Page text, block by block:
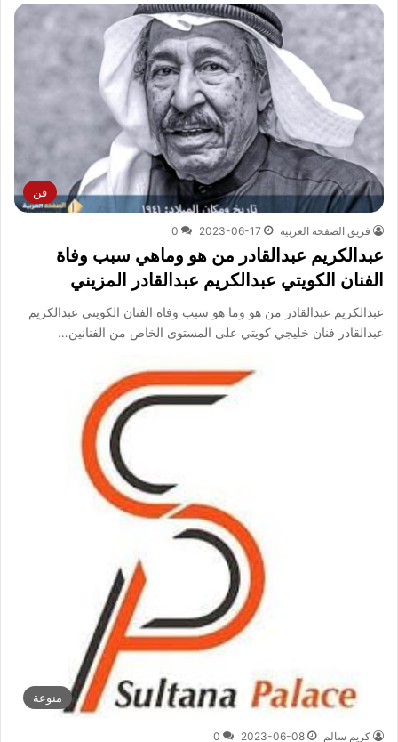
فن
فريق الصفحة العربية 2023-06-17
0
عبدالكريم عبدالقادر من هو وماهي سبب وفاة
الفنان الكويتي عبدالكريم عبدالقادر المزيني
عبدالكريم عبدالقادر من هو وما هو سبب وفاة الفنان الكويتي عبدالكريم
عبدالقادر فنان خليجي كويتي على المستوى الخاص من الفنانين…
منوعة
كريم سالم 2023-06-08
0